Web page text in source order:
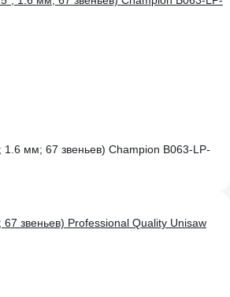
мм; 67 звеньев) Champion B063-LP-